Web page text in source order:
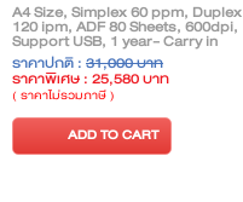
A4 Size, Simplex 60 ppm, Duplex
120 ipm, ADF 80 Sheets, 600dpi,
Support USB, 1 year- Carry in
ราคาปกติ : 31,000 บาท
ราคาพิเศษ : 25,580 บาท
( ราคาไม่รวมภาษี )
ADD TO CART